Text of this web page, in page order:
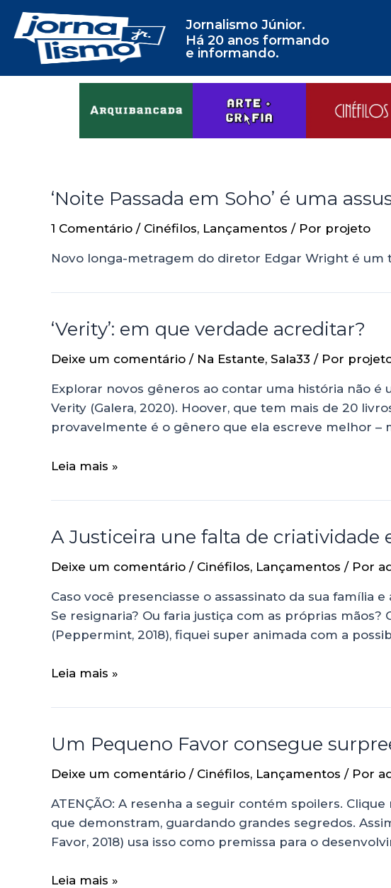
Jornalismo Júnior.
Há 20 anos formando
e informando.
‘Noite Passada em Soho’ é uma
1 Comentário / Cinéfilos, Lançamentos / Por projeto
Novo longa-metragem do diretor Edgar Wright é
‘Verity’: em que verdade acreditar?
Deixe um comentário / Na Estante, Sala33 / Por
Explorar novos gêneros ao contar uma história não é
Verity (Galera, 2020). Hoover, que tem mais de 20
provavelmente é o gênero que ela escreve melhor –
Leia mais »
A Justiceira une falta de criatividade
Deixe um comentário / Cinéfilos, Lançamentos / Por
Caso você presenciasse o assassinato da sua família
Se resignaria? Ou faria justiça com as próprias
(Peppermint, 2018), fiquei super animada com a
Leia mais »
Um Pequeno Favor consegue
Deixe um comentário / Cinéfilos, Lançamentos / Por
ATENÇÃO: A resenha a seguir contém spoilers.
que demonstram, guardando grandes segredos.
Favor, 2018) usa isso como premissa para o
Leia mais »